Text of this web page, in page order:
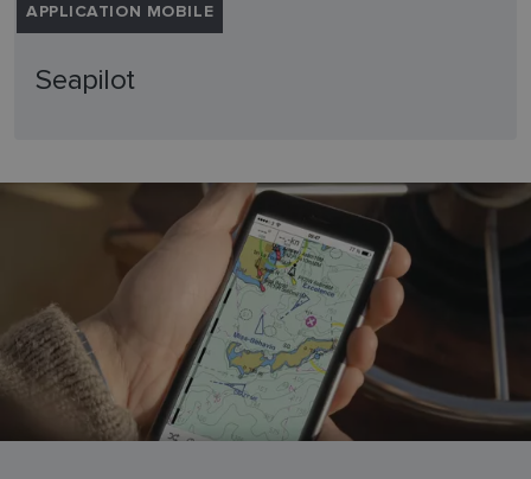
APPLICATION MOBILE
Seapilot